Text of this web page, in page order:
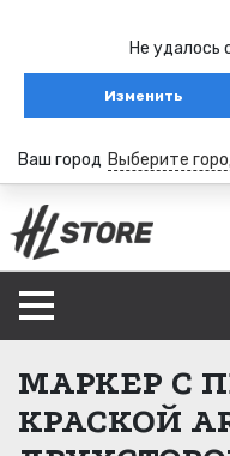
Не удалось
Изменить
Ваш город Выберите
МАРКЕР С
КРАСКОЙ